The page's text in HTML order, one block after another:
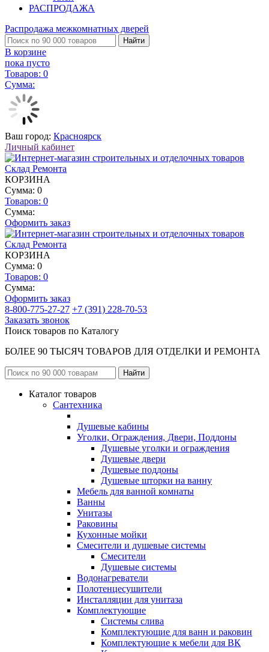
РАСПРОДАЖА
Распродажа межкомнатных дверей
Найти
В корзине
пока пусто
Товаров: 0
Сумма:
Ваш город: Красноярск
Личный кабинет
КОРЗИНА
Сумма: 0
Товаров: 0
Сумма:
Оформить заказ
КОРЗИНА
Сумма: 0
Товаров: 0
Сумма:
Оформить заказ
8-800-775-27-27 +7 (391) 228-70-53
Заказать звонок
Поиск товаров по Каталогу
БОЛЕЕ 90 ТЫСЯЧ ТОВАРОВ ДЛЯ ОТДЕЛКИ И РЕМОНТА
Каталог товаров
Сантехника
Душевые кабины
Уголки, Ограждения, Двери, Поддоны
Душевые уголки и ограждения
Душевые двери
Душевые поддоны
Душевые шторки на ванну
Мебель для ванной комнаты
Ванны
Унитазы
Раковины
Кухонные мойки
Смесители и душевые системы
Смесители
Душевые системы
Водонагреватели
Полотенцесушители
Инсталляции для унитаза
Комплектующие
Системы слива
Комплектующие для ванн и раковин
Комплектующие к мебели для ВК